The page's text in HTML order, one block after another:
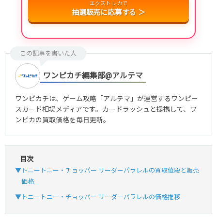
エクストレカで
抽選販売に応募する ＞
この記事を書いた人
ワンピカチ編集部@アルテマ
ワンピカチは、ゲーム攻略「アルテマ」が運営するワンピー
スカード相場メディアです。カードラッシュと提携して、ワ
ンピカの買取価格を毎日更新。
目次
▼トニートニー・チョッパー リーダーパラレルの買取値段と販売
価格
▼トニートニー・チョッパー リーダーパラレルの価格推移